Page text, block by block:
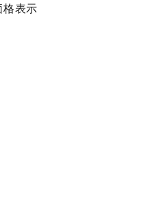
格表示